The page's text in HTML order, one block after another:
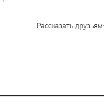
Рассказать друзьям: